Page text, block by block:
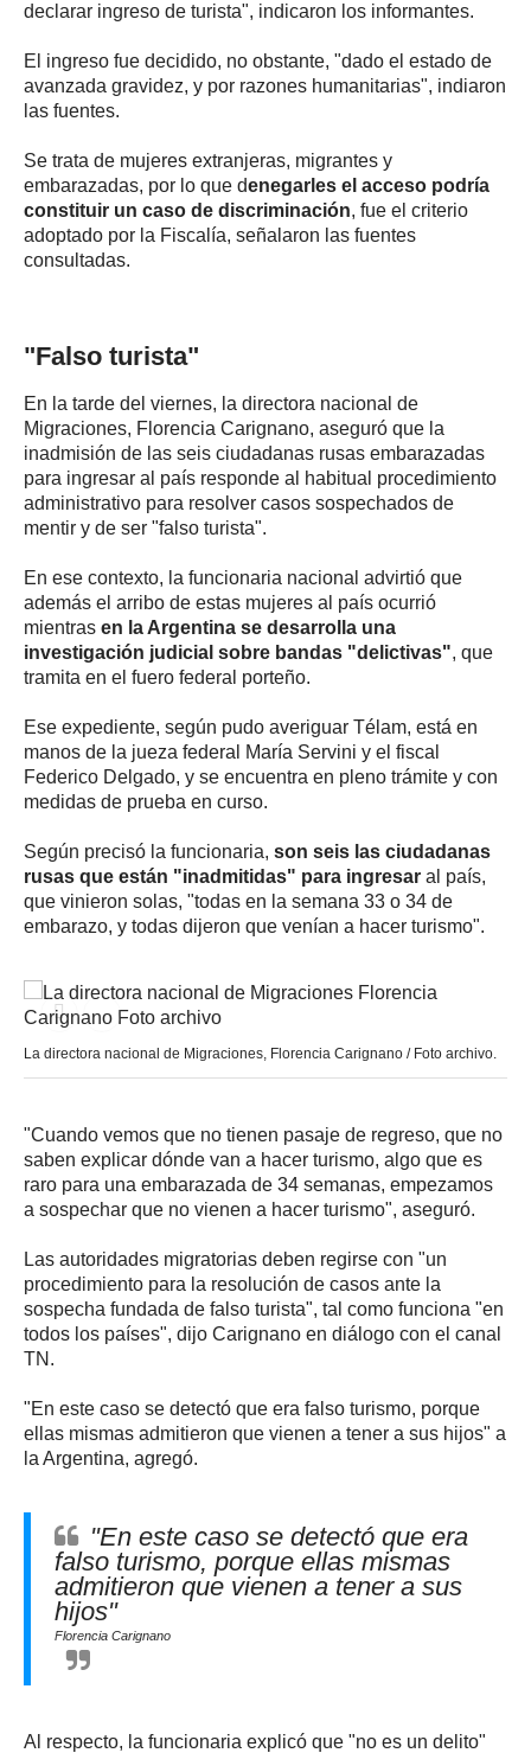
declarar ingreso de turista", indicaron los informantes.
El ingreso fue decidido, no obstante, "dado el estado de
avanzada gravidez, y por razones humanitarias", indiaron
las fuentes.
Se trata de mujeres extranjeras, migrantes y
embarazadas, por lo que denegarles el acceso podría
constituir un caso de discriminación, fue el criterio
adoptado por la Fiscalía, señalaron las fuentes
consultadas.
"Falso turista"
En la tarde del viernes, la directora nacional de
Migraciones, Florencia Carignano, aseguró que la
inadmisión de las seis ciudadanas rusas embarazadas
para ingresar al país responde al habitual procedimiento
administrativo para resolver casos sospechados de
mentir y de ser "falso turista".
En ese contexto, la funcionaria nacional advirtió que
además el arribo de estas mujeres al país ocurrió
mientras en la Argentina se desarrolla una
investigación judicial sobre bandas "delictivas", que
tramita en el fuero federal porteño.
Ese expediente, según pudo averiguar Télam, está en
manos de la jueza federal María Servini y el fiscal
Federico Delgado, y se encuentra en pleno trámite y con
medidas de prueba en curso.
Según precisó la funcionaria, son seis las ciudadanas
rusas que están "inadmitidas" para ingresar al país,
que vinieron solas, "todas en la semana 33 o 34 de
embarazo, y todas dijeron que venían a hacer turismo".
La directora nacional de Migraciones, Florencia Carignano / Foto archivo.
"Cuando vemos que no tienen pasaje de regreso, que no
saben explicar dónde van a hacer turismo, algo que es
raro para una embarazada de 34 semanas, empezamos
a sospechar que no vienen a hacer turismo", aseguró.
Las autoridades migratorias deben regirse con "un
procedimiento para la resolución de casos ante la
sospecha fundada de falso turista", tal como funciona "en
todos los países", dijo Carignano en diálogo con el canal
TN.
"En este caso se detectó que era falso turismo, porque
ellas mismas admitieron que vienen a tener a sus hijos" a
la Argentina, agregó.
"En este caso se detectó que era
falso turismo, porque ellas mismas
admitieron que vienen a tener a sus
hijos"
Florencia Carignano
Al respecto, la funcionaria explicó que "no es un delito"